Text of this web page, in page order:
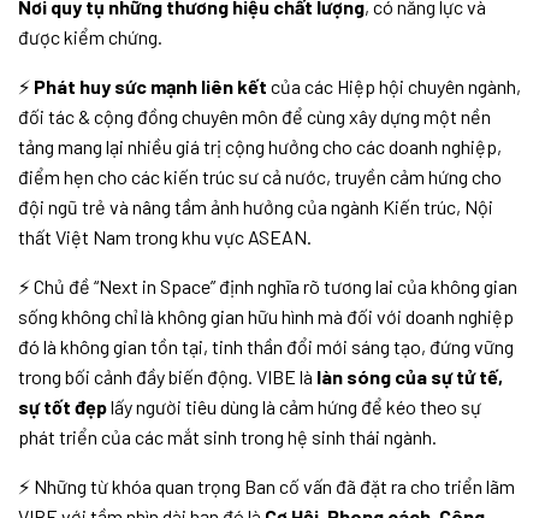
Nơi quy tụ những thương hiệu chất lượng, có năng lực và
được kiểm chứng.
⚡ Phát huy sức mạnh liên kết của các Hiệp hội chuyên ngành,
đối tác & cộng đồng chuyên môn để cùng xây dựng một nền
tảng mang lại nhiều giá trị cộng hưởng cho các doanh nghiệp,
điểm hẹn cho các kiến trúc sư cả nước, truyền cảm hứng cho
đội ngũ trẻ và nâng tầm ảnh hưởng của ngành Kiến trúc, Nội
thất Việt Nam trong khu vực ASEAN.
⚡ Chủ đề “Next in Space” định nghĩa rõ tương lai của không gian
sống không chỉ là không gian hữu hình mà đối với doanh nghiệp
đó là không gian tồn tại, tinh thần đổi mới sáng tạo, đứng vững
trong bối cảnh đầy biến động. VIBE là làn sóng của sự tử tế,
sự tốt đẹplấy người tiêu dùng là cảm hứng để kéo theo sự
phát triển của các mắt sinh trong hệ sinh thái ngành.
⚡ Những từ khóa quan trọng Ban cố vấn đã đặt ra cho triển lãm